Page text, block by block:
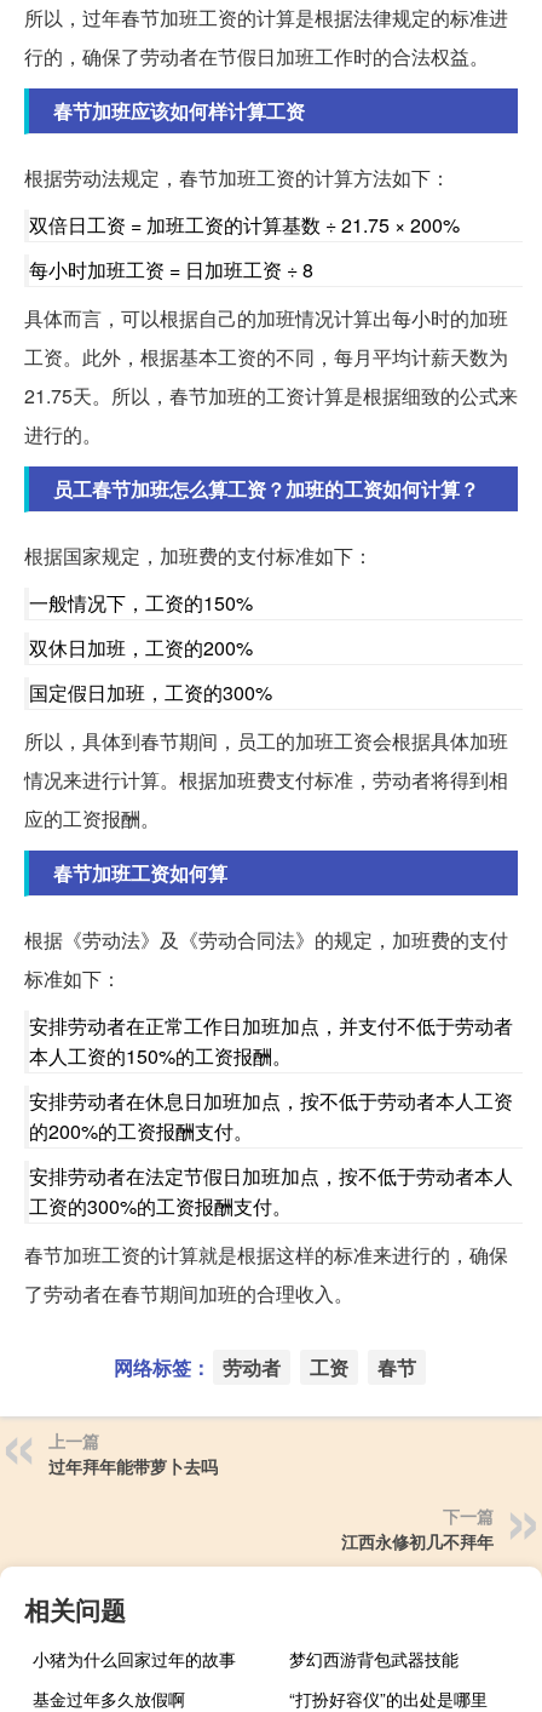
所以，过年春节加班工资的计算是根据法律规定的标准进
行的，确保了劳动者在节假日加班工作时的合法权益。
春节加班应该如何样计算工资
根据劳动法规定，春节加班工资的计算方法如下：
双倍日工资 = 加班工资的计算基数 ÷ 21.75 × 200%
每小时加班工资 = 日加班工资 ÷ 8
具体而言，可以根据自己的加班情况计算出每小时的加班
工资。此外，根据基本工资的不同，每月平均计薪天数为
21.75天。所以，春节加班的工资计算是根据细致的公式来
进行的。
员工春节加班怎么算工资？加班的工资如何计算？
根据国家规定，加班费的支付标准如下：
一般情况下，工资的150%
双休日加班，工资的200%
国定假日加班，工资的300%
所以，具体到春节期间，员工的加班工资会根据具体加班
情况来进行计算。根据加班费支付标准，劳动者将得到相
应的工资报酬。
春节加班工资如何算
根据《劳动法》及《劳动合同法》的规定，加班费的支付
标准如下：
安排劳动者在正常工作日加班加点，并支付不低于劳动者
本人工资的150%的工资报酬。
安排劳动者在休息日加班加点，按不低于劳动者本人工资
的200%的工资报酬支付。
安排劳动者在法定节假日加班加点，按不低于劳动者本人
工资的300%的工资报酬支付。
春节加班工资的计算就是根据这样的标准来进行的，确保
了劳动者在春节期间加班的合理收入。
网络标签： 劳动者 工资 春节
上一篇
过年拜年能带萝卜去吗
下一篇
江西永修初几不拜年
相关问题
小猪为什么回家过年的故事
梦幻西游背包武器技能
基金过年多久放假啊
“打扮好容仪”的出处是哪里